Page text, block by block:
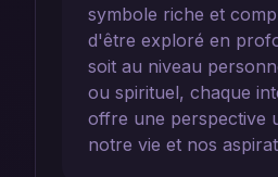
symbole riche et
d'être exploré en
soit au niveau
ou spirituel, chaque
offre une perspective
notre vie et nos